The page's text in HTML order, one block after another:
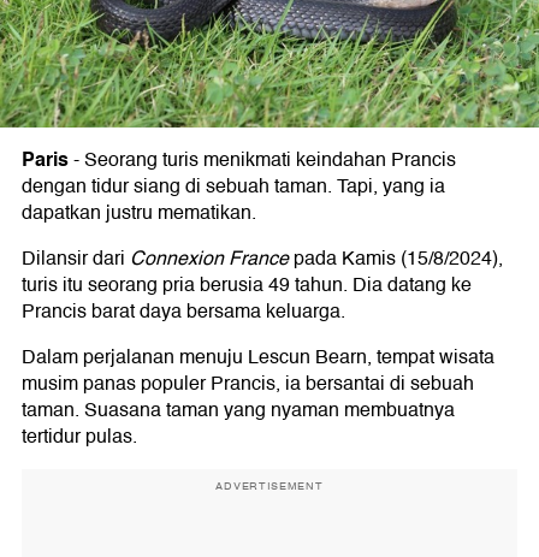
Paris-Seorang turis menikmati keindahan Prancis
dengan tidur siang di sebuah taman. Tapi, yang ia
dapatkan justru mematikan.
Dilansir dari Connexion Francepada Kamis (15/8/2024),
turis itu seorang pria berusia 49 tahun. Dia datang ke
Prancis barat daya bersama keluarga.
Dalam perjalanan menuju Lescun Bearn, tempat wisata
musim panas populer Prancis, ia bersantai di sebuah
taman. Suasana taman yang nyaman membuatnya
tertidur pulas.
ADVERTISEMENT